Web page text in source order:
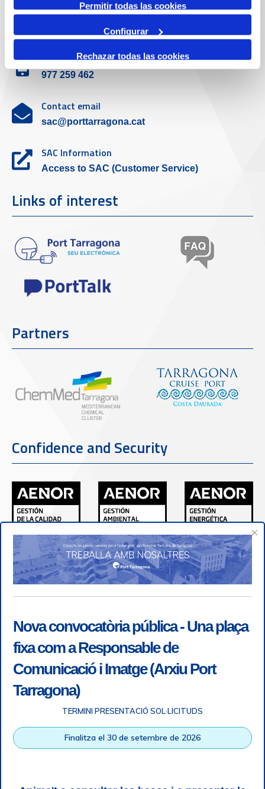
Permitir todas las cookies
Configurar
Rechazar todas las cookies
Customer service
Contact phone
977 259 462
Contact email
sac@porttarragona.cat
SAC Information
Access to SAC (Customer Service)
Links of interest
Partners
Confidence and Security
Accessibility Legal note | + info RGPD |Information of
×
Nova convocatòria pública - Una plaça
fixa com a Responsable de
Comunicació i Imatge (Arxiu Port
Tarragona)
TERMINI PRESENTACIÓ SOL·LICITUDS
Finalitza el 30 de setembre de 2026